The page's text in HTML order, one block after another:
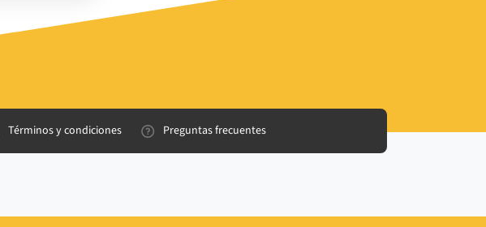
Términos y condiciones Preguntas frecuentes